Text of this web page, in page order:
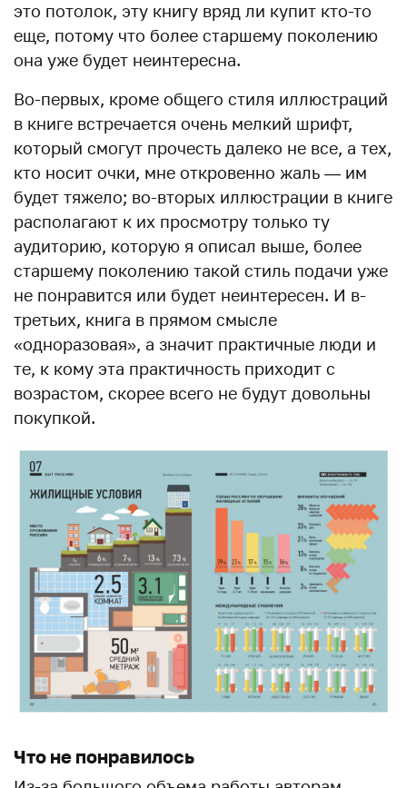
это потолок, эту книгу вряд ли купит кто-то
еще, потому что более старшему поколению
она уже будет неинтересна.
Во-первых, кроме общего стиля иллюстраций
в книге встречается очень мелкий шрифт,
который смогут прочесть далеко не все, а тех,
кто носит очки, мне откровенно жаль — им
будет тяжело; во-вторых иллюстрации в книге
располагают к их просмотру только ту
аудиторию, которую я описал выше, более
старшему поколению такой стиль подачи уже
не понравится или будет неинтересен. И в-
третьих, книга в прямом смысле
«одноразовая», а значит практичные люди и
те, к кому эта практичность приходит с
возрастом, скорее всего не будут довольны
покупкой.
Что не понравилось